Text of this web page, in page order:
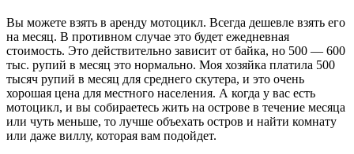
Вы можете взять в аренду мотоцикл. Всегда дешевле взять его
на месяц. В противном случае это будет ежедневная
стоимость. Это действительно зависит от байка, но 500 — 600
тыс. рупий в месяц это нормально. Моя хозяйка платила 500
тысяч рупий в месяц для среднего скутера, и это очень
хорошая цена для местного населения. А когда у вас есть
мотоцикл, и вы собираетесь жить на острове в течение месяца
или чуть меньше, то лучше объехать остров и найти комнату
или даже виллу, которая вам подойдет.